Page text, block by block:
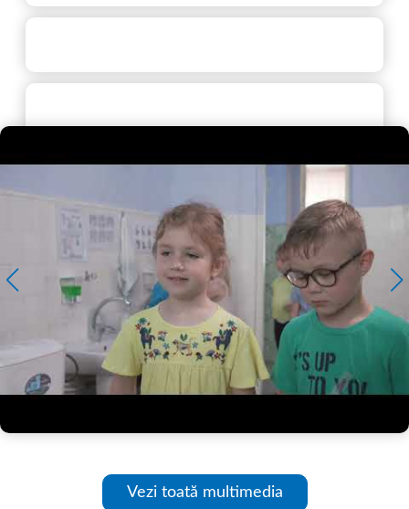
Vezi toată multimedia